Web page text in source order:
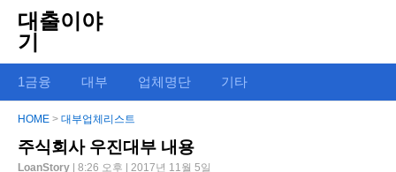
대출이야
기
1금융 대부 업체명단 기타
HOME > 대부업체리스트
주식회사 우진대부 내용
LoanStory | 8:26 오후 | 2017년 11월 5일